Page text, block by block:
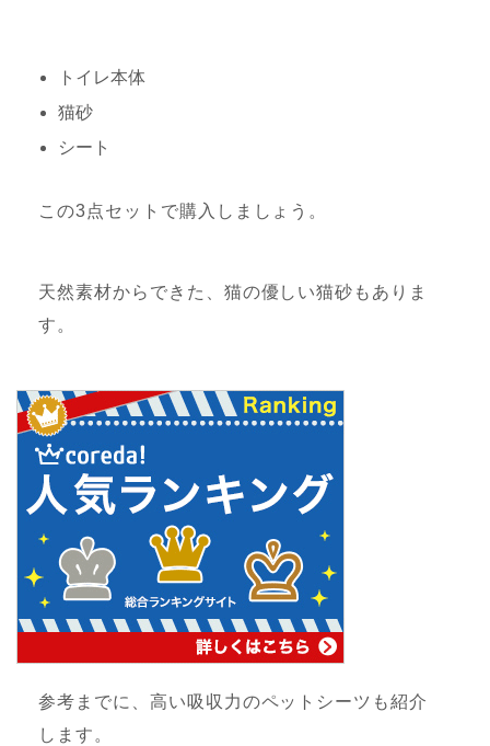
トイレ本体
猫砂
シート
この3点セットで購入しましょう。
天然素材からできた、猫の優しい猫砂もありま
す。
参考までに、高い吸収力のペットシーツも紹介
します。